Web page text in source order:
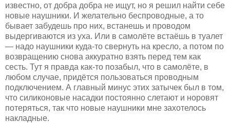
известно, от добра добра не ищут, но я решил найти себе
новые наушники. И желательно беспроводные, а то
бывает забудешь про них, встанешь и проводом
выдергиваются из уха. Или в самолёте встаёшь в туалет
— надо наушники куда-то свернуть на кресло, а потом по
возвращению снова аккуратно взять перед тем как
сесть. Тут я правда как-то позабыл, что в самолёте, в
любом случае, придётся пользоваться проводным
подключением. А главный минус этих затычек был в том,
что силиконовые насадки постоянно слетают и норовят
потеряться, так что новые наушники мне захотелось
накладные.